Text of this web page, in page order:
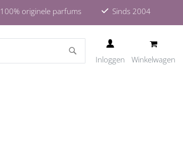
100% originele parfums Sinds 2004
Inloggen Winkelwagen